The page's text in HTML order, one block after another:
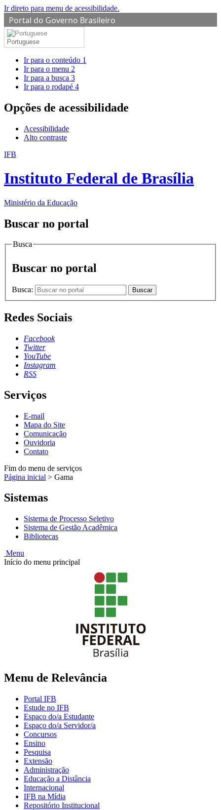
Ir direto para menu de acessibilidade.
Portal do Governo Brasileiro
Portuguese
Ir para o conteúdo 1
Ir para o menu 2
Ir para a busca 3
Ir para o rodapé 4
Opções de acessibilidade
Acessibilidade
Alto contraste
IFB
Instituto Federal de Brasília
Ministério da Educação
Buscar no portal
Busca
Buscar no portal
Busca: Buscar
Redes Sociais
Facebook
Twitter
YouTube
Instagram
RSS
Serviços
E-mail
Mapa do Site
Comunicação
Ouvidoria
Contato
Fim do menu de serviços
Página inicial > Gama
Sistemas
Sistema de Processo Seletivo
Sistema de Gestão Acadêmica
Bibliotecas
Menu
Início do menu principal
Menu de Relevância
Portal IFB
Estude no IFB
Espaço do/a Estudante
Espaço do/a Servidor/a
Concursos
Ensino
Pesquisa
Extensão
Administração
Educação a Distância
Internacional
IFB na Mídia
Repositório Institucional